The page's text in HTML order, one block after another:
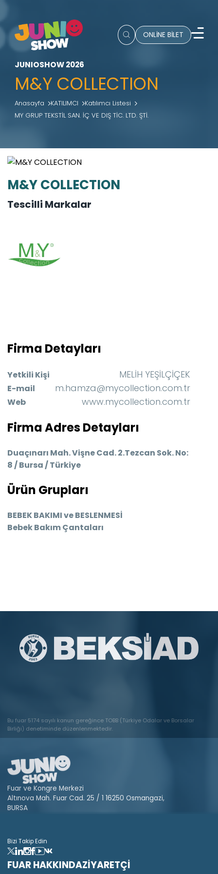
ONLİNE BİLET
JUNIOSHOW 2026
M&Y COLLECTION
Anasayfa KATILIMCI
Katılımcı Listesi
MY GRUP TEKSTİL SAN. İÇ VE DIŞ TİC. LTD. ŞTİ.
M&Y COLLECTION
Tescilli Markalar
Firma Detayları
Yetkili Kişi MELİH YEŞİLÇİÇEK
E-mail m.hamza@mycollection.com.tr
Web www.mycollection.com.tr
Firma Adres Detayları
Duaçınarı Mah. Vişne Cad. 2.Tezcan Sok. No:
8 / Bursa / Türkiye
Ürün Grupları
BEBEK BAKIMI ve BESLENMESİ
Bebek Bakım Çantaları
Bu fuar 5174 sayılı kanun gereğince TOBB (Türkiye Odalar ve Borsalar
Birliği) denetiminde düzenlenmektedir.
Fuar ve Kongre Merkezi
Altınova Mah. Fuar Cad. 25 / 1 16250 Osmangazi,
BURSA
Bizi Takip Edin
FUAR HAKKINDAZİYARETÇİ